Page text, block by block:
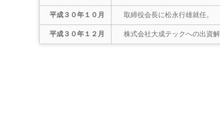
平成３０年１０月 取締役会長に松永行雄就任。
平成３０年１２月 株式会社大成テックへの出資